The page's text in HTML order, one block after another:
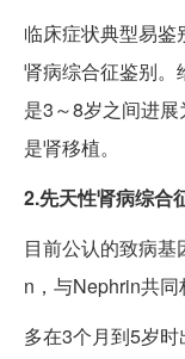
临床症状典型易
肾病综合征鉴别。
是3～8岁之间进
是肾移植。
2.先天性肾病综合
目前公认的致病
n，与Nephrin共同
多在3个月到5岁